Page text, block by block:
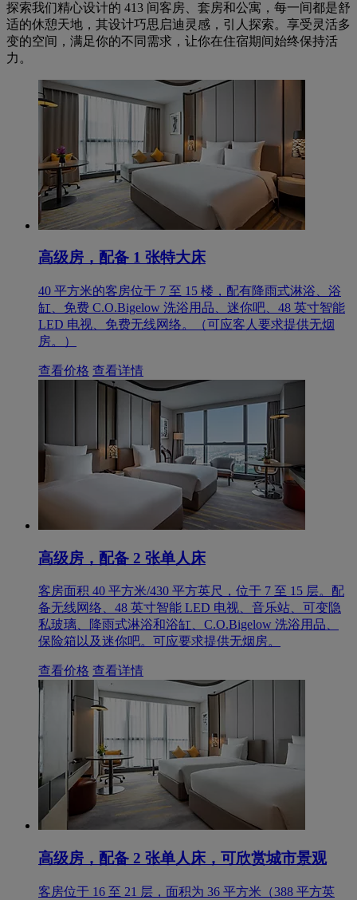
探索我们精心设计的 413 间客房、套房和公寓，每一间都是舒
适的休憩天地，其设计巧思启迪灵感，引人探索。享受灵活多
变的空间，满足你的不同需求，让你在住宿期间始终保持活
力。
高级房，配备 1 张特大床
40 平方米的客房位于 7 至 15 楼，配有降雨式淋浴、浴
缸、免费 C.O.Bigelow 洗浴用品、迷你吧、48 英寸智能
LED 电视、免费无线网络。（可应客人要求提供无烟
房。）
查看价格 查看详情
高级房，配备 2 张单人床
客房面积 40 平方米/430 平方英尺，位于 7 至 15 层。配
备无线网络、48 英寸智能 LED 电视、音乐站、可变隐
私玻璃、降雨式淋浴和浴缸、C.O.Bigelow 洗浴用品、
保险箱以及迷你吧。可应要求提供无烟房。
查看价格 查看详情
高级房，配备 2 张单人床，可欣赏城市景观
客房位于 16 至 21 层，面积为 36 平方米（388 平方英